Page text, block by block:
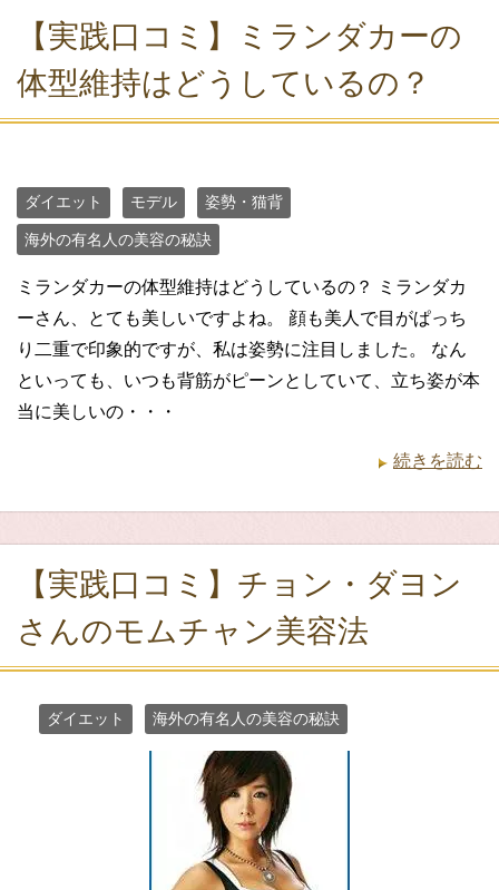
【実践口コミ】ミランダカーの
体型維持はどうしているの？
ダイエット モデル 姿勢・猫背
海外の有名人の美容の秘訣
ミランダカーの体型維持はどうしているの？ ミランダカ
ーさん、とても美しいですよね。 顔も美人で目がぱっち
り二重で印象的ですが、私は姿勢に注目しました。 なん
といっても、いつも背筋がピーンとしていて、立ち姿が本
当に美しいの・・・
続きを読む
【実践口コミ】チョン・ダヨン
さんのモムチャン美容法
ダイエット 海外の有名人の美容の秘訣